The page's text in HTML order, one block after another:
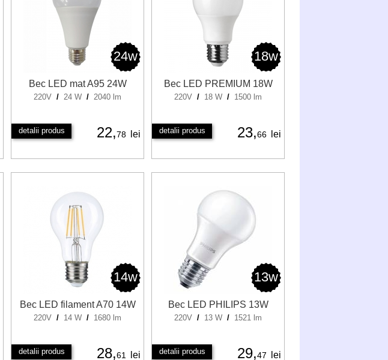
24w
Bec LED mat A95 24W
220V / 24 W / 2040 lm
detalii produs 22,78 lei
18w
Bec LED PREMIUM 18W
220V / 18 W / 1500 lm
detalii produs 23,66 lei
14w
Bec LED filament A70 14W
220V / 14 W / 1680 lm
detalii produs 28,61 lei
13w
Bec LED PHILIPS 13W
220V / 13 W / 1521 lm
detalii produs 29,47 lei